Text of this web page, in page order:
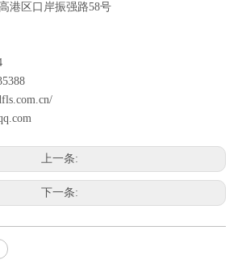
港区口岸振强路58号
上一条:
下一条: